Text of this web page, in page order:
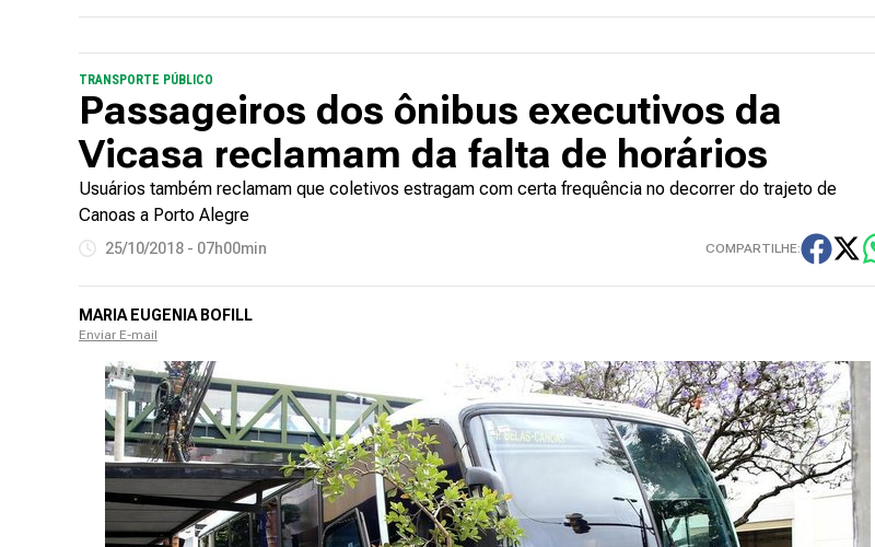
TRANSPORTE PÚBLICO
Passageiros dos ônibus executivos da
Vicasa reclamam da falta de horários
Usuários também reclamam que coletivos estragam com certa frequência no decorrer do trajeto de
Canoas a Porto Alegre
25/10/2018 - 07h00min COMPARTILHE:
MARIA EUGENIA BOFILL
Enviar E-mail